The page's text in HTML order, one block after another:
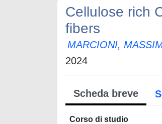
Cellulose rich
fibers
MARCIONI,
2024
Scheda breve
Corso di studio